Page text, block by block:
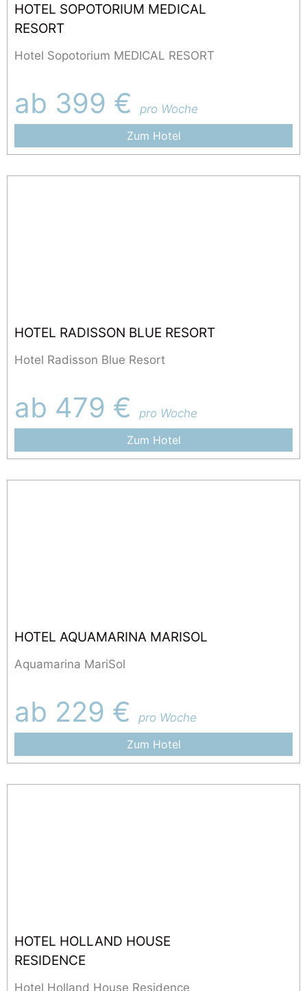
HOTEL SOPOTORIUM MEDICAL
RESORT
Hotel Sopotorium MEDICAL RESORT
ab 399 €
pro Woche
Zum Hotel
HOTEL RADISSON BLUE RESORT
Hotel Radisson Blue Resort
ab 479 €
pro Woche
Zum Hotel
HOTEL AQUAMARINA MARISOL
Aquamarina MariSol
ab 229 €
pro Woche
Zum Hotel
HOTEL HOLLAND HOUSE
RESIDENCE
Hotel Holland House Residence